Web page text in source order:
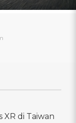
di Taiwan